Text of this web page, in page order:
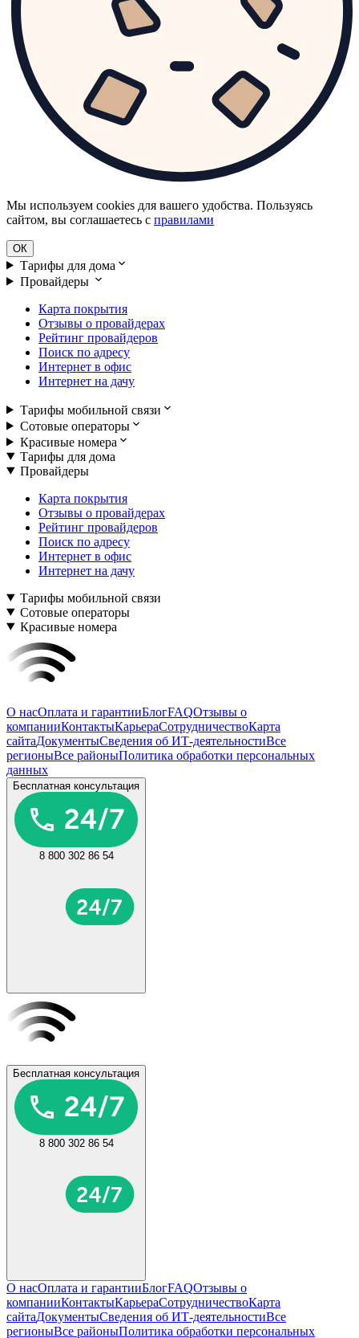
Мы используем cookies для вашего удобства. Пользуясь
сайтом, вы соглашаетесь с правилами
ОК
Тарифы для дома
Провайдеры
Карта покрытия
Отзывы о провайдерах
Рейтинг провайдеров
Поиск по адресу
Интернет в офис
Интернет на дачу
Тарифы мобильной связи
Сотовые операторы
Красивые номера
Тарифы для дома
Провайдеры
Карта покрытия
Отзывы о провайдерах
Рейтинг провайдеров
Поиск по адресу
Интернет в офис
Интернет на дачу
Тарифы мобильной связи
Сотовые операторы
Красивые номера
О насОплата и гарантииБлогFAQОтзывы о
компанииКонтактыКарьераСотрудничествоКарта
сайтаДокументыСведения об ИТ-деятельностиВсе
регионыВсе районыПолитика обработки персональных
данных
Бесплатная консультация
8 800 302 86 54
Бесплатная консультация
8 800 302 86 54
О насОплата и гарантииБлогFAQОтзывы о
компанииКонтактыКарьераСотрудничествоКарта
сайтаДокументыСведения об ИТ-деятельностиВсе
регионыВсе районыПолитика обработки персональных